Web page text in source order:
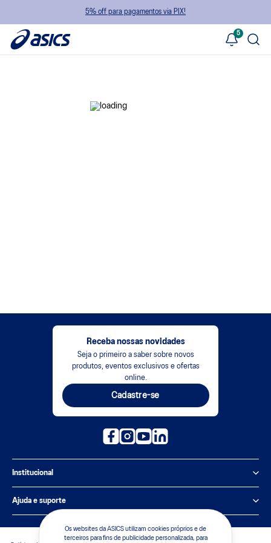
5% off para pagamentos via PIX!
5
Os websites da ASICS utilizam cookies próprios e de
terceiros para fins de publicidade personalizada, para
Receba nossas novidades
Seja o primeiro a saber sobre novos
produtos, eventos exclusivos e ofertas
online.
Cadastre-se
Institucional
Política de Privacidade
Sobre a ASICS
Sustentabilidade
Ajuda e suporte
Central de Relacionamento